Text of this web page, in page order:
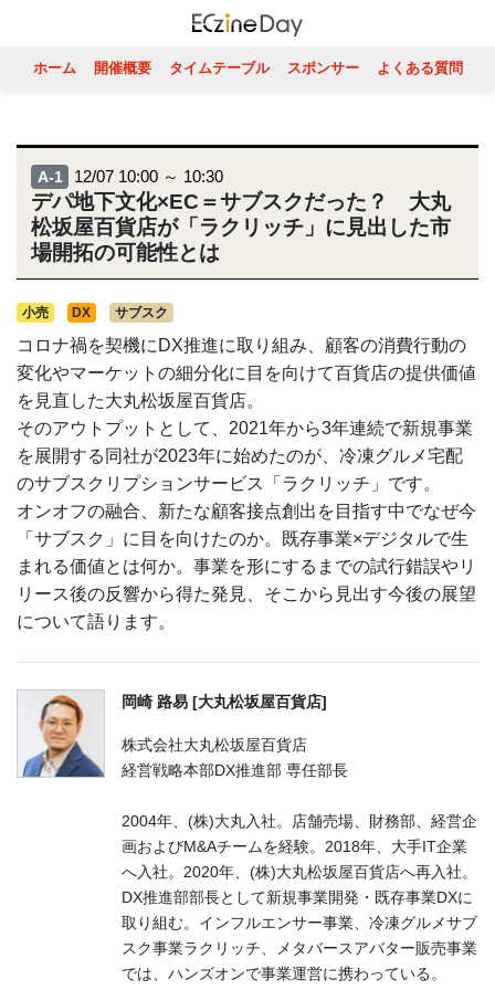
ホーム 開催概要 タイムテーブル スポンサー よくある質問
A-1 12/07 10:00 ～ 10:30
デパ地下文化×EC＝サブスクだった？ 大丸
松坂屋百貨店が「ラクリッチ」に見出した市
場開拓の可能性とは
小売 DX サブスク
コロナ禍を契機にDX推進に取り組み、顧客の消費行動の
変化やマーケットの細分化に目を向けて百貨店の提供価値
を見直した大丸松坂屋百貨店。
そのアウトプットとして、2021年から3年連続で新規事業
を展開する同社が2023年に始めたのが、冷凍グルメ宅配
のサブスクリプションサービス「ラクリッチ」です。
オンオフの融合、新たな顧客接点創出を目指す中でなぜ今
「サブスク」に目を向けたのか。既存事業×デジタルで生
まれる価値とは何か。事業を形にするまでの試行錯誤やリ
リース後の反響から得た発見、そこから見出す今後の展望
について語ります。
岡崎 路易 [大丸松坂屋百貨店]
株式会社大丸松坂屋百貨店
経営戦略本部DX推進部 専任部長
2004年、(株)大丸入社。店舗売場、財務部、経営企
画およびM&Aチームを経験。2018年、大手IT企業
へ入社。2020年、(株)大丸松坂屋百貨店へ再入社。
DX推進部部長として新規事業開発・既存事業DXに
取り組む。インフルエンサー事業、冷凍グルメサブ
スク事業ラクリッチ、メタバースアバター販売事業
では、ハンズオンで事業運営に携わっている。